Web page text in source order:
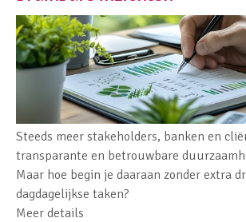
Steeds meer stakeholders, banken en
transparante en betrouwbare
Maar hoe begin je daaraan zonder extra
dagdagelijkse taken?
Meer details